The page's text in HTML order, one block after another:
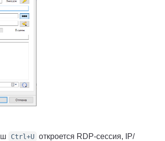
Ctrl+U откроется RDP-сессия, IP/